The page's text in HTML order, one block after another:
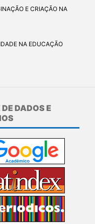
E CRIAÇÃO NA
NA EDUCAÇÃO
DADOS E